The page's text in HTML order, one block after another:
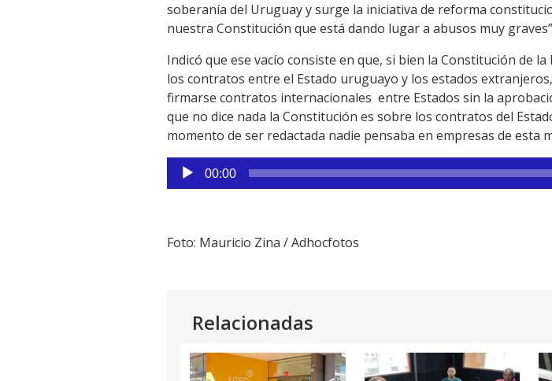
soberanía del Uruguay y surge la iniciativa de reforma
nuestra Constitución que está dando lugar a abusos muy
Indicó que ese vacío consiste en que, si bien la Constitución de
los contratos entre el Estado uruguayo y los estados
firmarse contratos internacionales entre Estados sin la
que no dice nada la Constitución es sobre los contratos del
momento de ser redactada nadie pensaba en empresas de esta
Reproductor
de
00:00
Foto: Mauricio Zina / Adhocfotos
Relacionadas